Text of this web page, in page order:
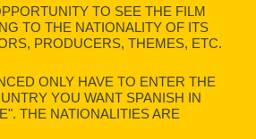
TO SEE THE FILM
TO THE NATIONALITY OF ITS
PRODUCERS, THEMES, ETC.
ONLY HAVE TO ENTER THE
YOU WANT SPANISH IN
THE NATIONALITIES ARE